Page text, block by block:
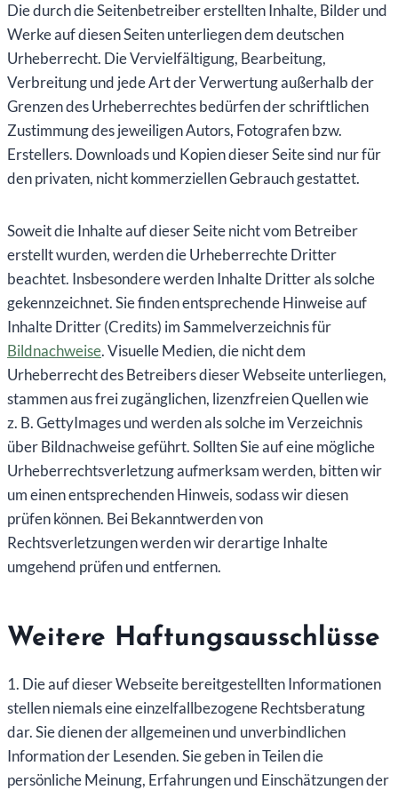
Die durch die Seitenbetreiber erstellten Inhalte, Bilder und
Werke auf diesen Seiten unterliegen dem deutschen
Urheberrecht. Die Vervielfältigung, Bearbeitung,
Verbreitung und jede Art der Verwertung außerhalb der
Grenzen des Urheberrechtes bedürfen der schriftlichen
Zustimmung des jeweiligen Autors, Fotografen bzw.
Erstellers. Downloads und Kopien dieser Seite sind nur für
den privaten, nicht kommerziellen Gebrauch gestattet.
Soweit die Inhalte auf dieser Seite nicht vom Betreiber
erstellt wurden, werden die Urheberrechte Dritter
beachtet. Insbesondere werden Inhalte Dritter als solche
gekennzeichnet. Sie finden entsprechende Hinweise auf
Inhalte Dritter (Credits) im Sammelverzeichnis für
Bildnachweise. Visuelle Medien, die nicht dem
Urheberrecht des Betreibers dieser Webseite unterliegen,
stammen aus frei zugänglichen, lizenzfreien Quellen wie
z. B. GettyImages und werden als solche im Verzeichnis
über Bildnachweise geführt. Sollten Sie auf eine mögliche
Urheberrechtsverletzung aufmerksam werden, bitten wir
um einen entsprechenden Hinweis, sodass wir diesen
prüfen können. Bei Bekanntwerden von
Rechtsverletzungen werden wir derartige Inhalte
umgehend prüfen und entfernen.
Weitere Haftungsausschlüsse
1. Die auf dieser Webseite bereitgestellten Informationen
stellen niemals eine einzelfallbezogene Rechtsberatung
dar. Sie dienen der allgemeinen und unverbindlichen
Information der Lesenden. Sie geben in Teilen die
persönliche Meinung, Erfahrungen und Einschätzungen der